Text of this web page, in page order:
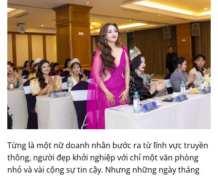
Từng là một nữ doanh nhân bước ra từ lĩnh vực truyền
thông, người đẹp khởi nghiệp với chỉ một văn phòng
nhỏ và vài cộng sự tin cậy. Nhưng những ngày tháng